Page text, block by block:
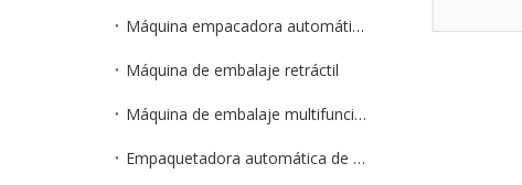
Máquina empacadora automática de polvo en bolsa
Máquina de embalaje retráctil
Máquina de embalaje multifunción
Empaquetadora automática de cápsulas